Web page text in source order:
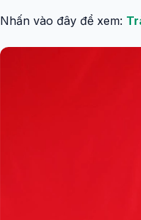
Nhấn vào đây để xem: